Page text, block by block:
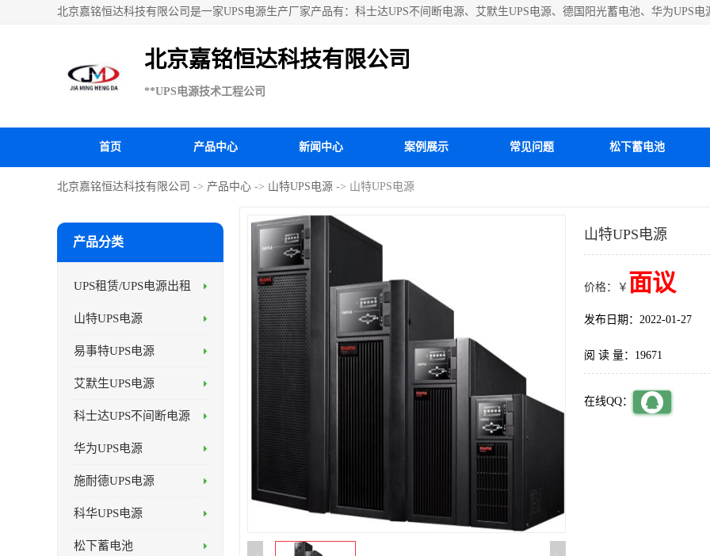
北京嘉铭恒达科技有限公司是一家UPS电源生产厂家产品有：科士达UPS不间断电源、艾默生UPS电源、德国阳光蓄电池、华为UPS
北京嘉铭恒达科技有限公司
**UPS电源技术工程公司
首页 产品中心 新闻中心 案例展示 常见问题 松下蓄电池
北京嘉铭恒达科技有限公司 -> 产品中心 -> 山特UPS电源 -> 山特UPS电源
产品分类
UPS租赁/UPS电源出租
山特UPS电源
易事特UPS电源
艾默生UPS电源
科士达UPS不间断电源
华为UPS电源
施耐德UPS电源
科华UPS电源
松下蓄电池
山特UPS电源
价格：￥ 面议
发布日期：2022-01-27
阅 读 量：19671
在线QQ：